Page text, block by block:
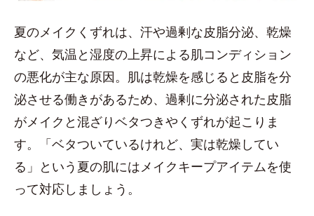
夏のメイクくずれは、汗や過剰な皮脂分泌、乾燥
など、気温と湿度の上昇による肌コンディション
の悪化が主な原因。肌は乾燥を感じると皮脂を分
泌させる働きがあるため、過剰に分泌された皮脂
がメイクと混ざりベタつきやくずれが起こりま
す。「ベタついているけれど、実は乾燥してい
る」という夏の肌にはメイクキープアイテムを使
って対応しましょう。